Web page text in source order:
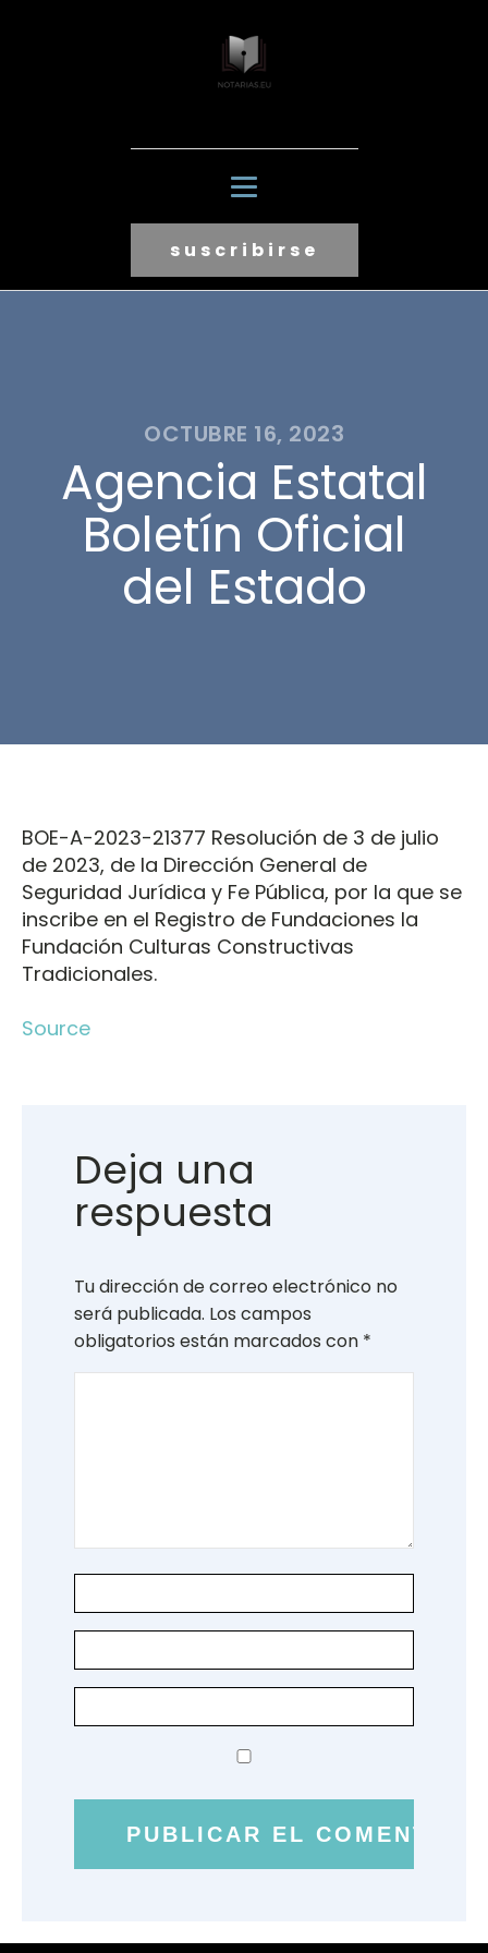
suscribirse
OCTUBRE 16, 2023
Agencia Estatal
Boletín Oficial
del Estado
BOE-A-2023-21377 Resolución de 3 de julio
de 2023, de la Dirección General de
Seguridad Jurídica y Fe Pública, por la que se
inscribe en el Registro de Fundaciones la
Fundación Culturas Constructivas
Tradicionales.
Source
Deja una
respuesta
Tu dirección de correo electrónico no
será publicada. Los campos
obligatorios están marcados con *